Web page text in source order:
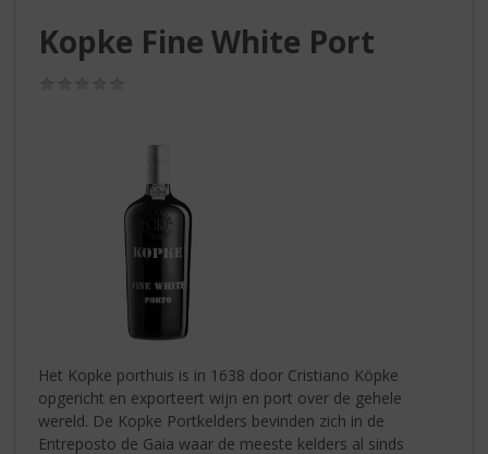
Kopke Fine White Port
Het Kopke porthuis is in 1638 door Cristiano Köpke
opgericht en exporteert wijn en port over de gehele
wereld. De Kopke Portkelders bevinden zich in de
Entreposto de Gaia waar de meeste kelders al sinds